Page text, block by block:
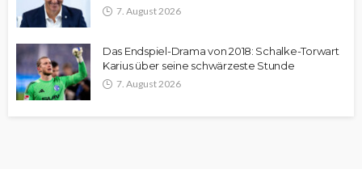
7. August 2026
Das Endspiel-Drama von 2018: Schalke-Torwart
Karius über seine schwärzeste Stunde
7. August 2026